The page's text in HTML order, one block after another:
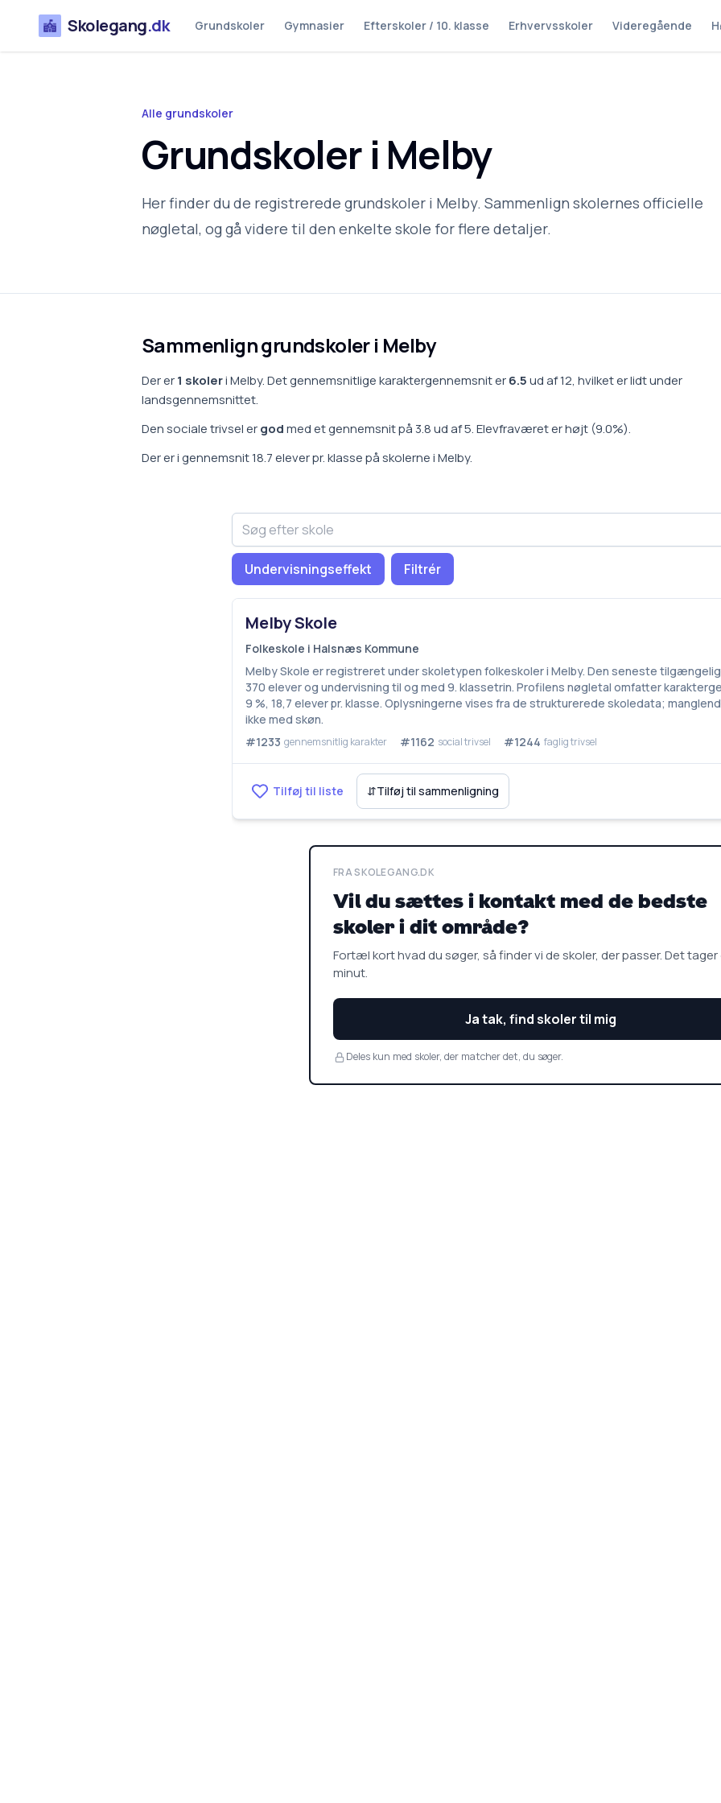
Skolegang.dk Grundskoler Gymnasier Efterskoler / 10. klasse Erhvervsskoler Videregående
Alle grundskoler
Grundskoler i Melby
Her finder du de registrerede grundskoler i Melby. Sammenlign skolernes officielle
nøgletal, og gå videre til den enkelte skole for flere detaljer.
Sammenlign grundskoler i Melby
Der er1 skoleriMelby.Det gennemsnitlige karaktergennemsnit er6.5ud af 12, hvilket erlidt under
landsgennemsnittet.
Den sociale trivsel ergodmed et gennemsnit på 3.8ud af 5.Elevfraværet erhøjt (9.0%).
Der er i gennemsnit18.7elever pr. klasse påskolerne iMelby.
Undervisningseffekt Filtrér
Melby Skole
Folkeskole i Halsnæs Kommune
Melby Skole er registreret under skoletypen folkeskoler i Melby. Den seneste
370 elever og undervisning til og med 9. klassetrin. Profilens nøgletal omfatter
9 %, 18,7 elever pr. klasse. Oplysningerne vises fra de strukturerede skoledata;
ikke med skøn.
#1233 gennemsnitlig karakter #1162 social trivsel #1244 faglig trivsel
Tilføj til liste ⇵Tilføj til sammenligning
FRA SKOLEGANG.DK
Vil du sættes i kontakt med de bedste
skoler i dit område?
Fortæl kort hvad du søger, så finder vi de skoler, der passer. Det
minut.
Ja tak, find skoler til mig
Deles kun med skoler, der matcher det, du søger.